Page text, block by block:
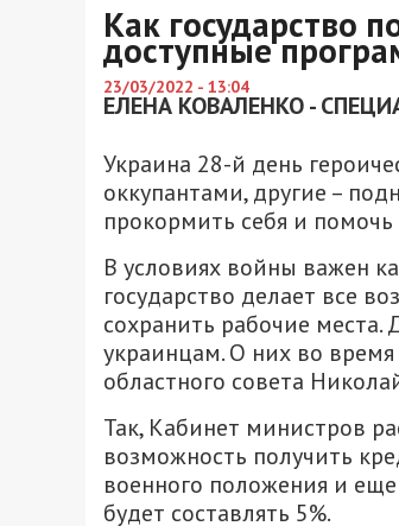
Как государство
доступные
23/03/2022 - 13:04
ЕЛЕНА КОВАЛЕНКО -
Украина 28-й день
оккупантами, другие –
прокормить себя и
В условиях войны важен
государство делает все
сохранить рабочие
украинцам. О них во
областного совета
Так, Кабинет министров
возможность получить
военного положения и еще
будет составлять 5%.